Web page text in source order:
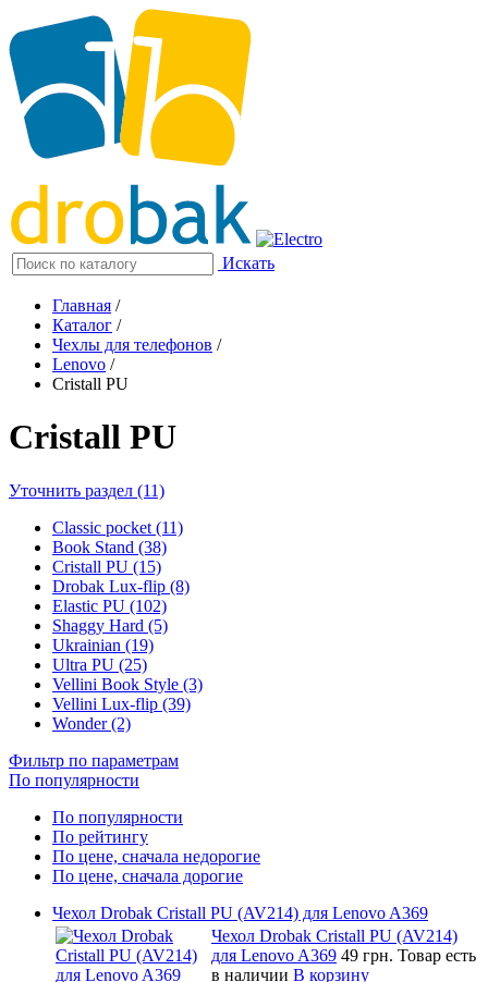
Искать
Главная /
Каталог /
Чехлы для телефонов /
Lenovo /
Cristall PU
Cristall PU
Уточнить раздел (11)
Classic pocket (11)
Book Stand (38)
Cristall PU (15)
Drobak Lux-flip (8)
Elastic PU (102)
Shaggy Hard (5)
Ukrainian (19)
Ultra PU (25)
Vellini Book Style (3)
Vellini Lux-flip (39)
Wonder (2)
Фильтр по параметрам
По популярности
По популярности
По рейтингу
По цене, сначала недорогие
По цене, сначала дорогие
Чехол Drobak Cristall PU (AV214) для Lenovo A369
Чехол Drobak Cristall PU (AV214)
для Lenovo A369 49 грн. Товар есть
в наличии В корзину